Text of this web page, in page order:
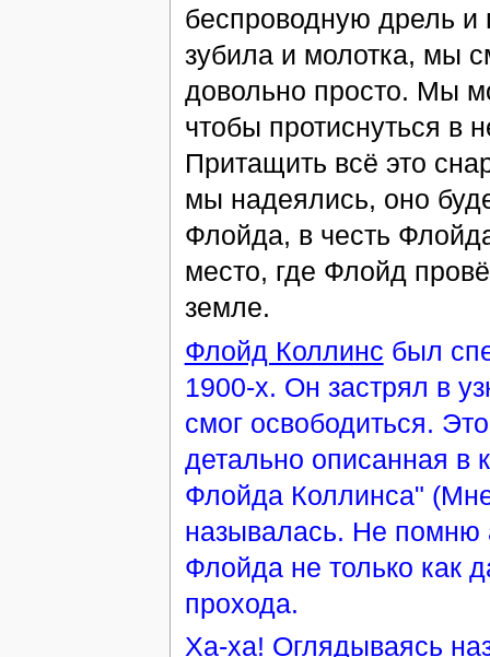
беспроводную дрель
зубила и молотка, мы
довольно просто. Мы
чтобы протиснуться в
Притащить всё это
мы надеялись, оно
Флойда, в честь
место, где Флойд
земле.
Флойд Коллинс был
1900-х. Он застрял в
смог освободиться.
детально описанная в
Флойда Коллинса"
называлась. Не помню
Флойда не только как
прохода.
Ха-ха! Оглядываясь